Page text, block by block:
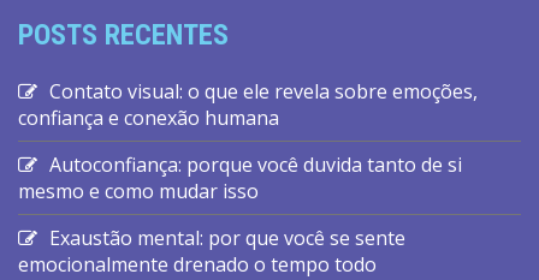
POSTS RECENTES
Contato visual: o que ele revela sobre emoções,
confiança e conexão humana
Autoconfiança: porque você duvida tanto de si
mesmo e como mudar isso
Exaustão mental: por que você se sente
emocionalmente drenado o tempo todo